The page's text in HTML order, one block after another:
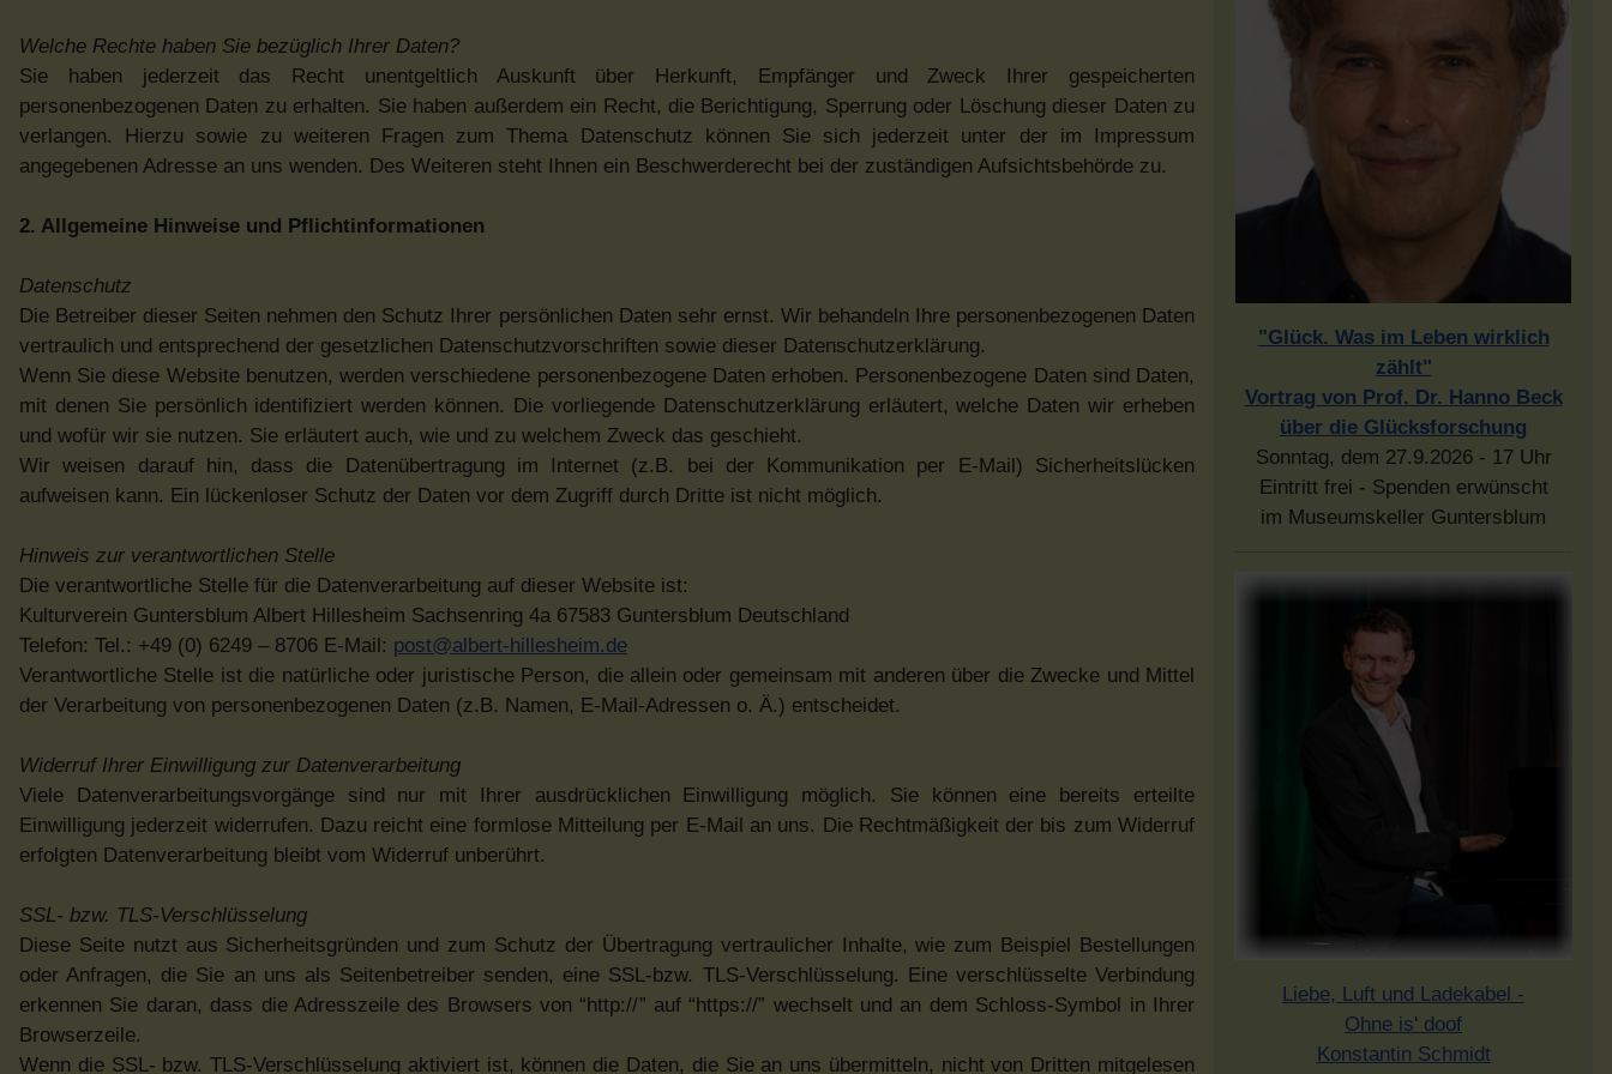
Welche Rechte haben Sie bezüglich Ihrer Daten?
Sie haben jederzeit das Recht unentgeltlich Auskunft über Herkunft, Empfänger und Zweck Ihrer gespeicherten
personenbezogenen Daten zu erhalten. Sie haben außerdem ein Recht, die Berichtigung, Sperrung oder Löschung dieser Daten zu
verlangen. Hierzu sowie zu weiteren Fragen zum Thema Datenschutz können Sie sich jederzeit unter der im Impressum
angegebenen Adresse an uns wenden. Des Weiteren steht Ihnen ein Beschwerderecht bei der zuständigen Aufsichtsbehörde zu.
2. Allgemeine Hinweise und Pflichtinformationen
Datenschutz
Die Betreiber dieser Seiten nehmen den Schutz Ihrer persönlichen Daten sehr ernst. Wir behandeln Ihre personenbezogenen Daten
vertraulich und entsprechend der gesetzlichen Datenschutzvorschriften sowie dieser Datenschutzerklärung.
Wenn Sie diese Website benutzen, werden verschiedene personenbezogene Daten erhoben. Personenbezogene Daten sind Daten,
mit denen Sie persönlich identifiziert werden können. Die vorliegende Datenschutzerklärung erläutert, welche Daten wir erheben
und wofür wir sie nutzen. Sie erläutert auch, wie und zu welchem Zweck das geschieht.
Wir weisen darauf hin, dass die Datenübertragung im Internet (z.B. bei der Kommunikation per E-Mail) Sicherheitslücken
aufweisen kann. Ein lückenloser Schutz der Daten vor dem Zugriff durch Dritte ist nicht möglich.
Hinweis zur verantwortlichen Stelle
Die verantwortliche Stelle für die Datenverarbeitung auf dieser Website ist:
Kulturverein Guntersblum Albert Hillesheim Sachsenring 4a 67583 Guntersblum Deutschland
Telefon: Tel.: +49 (0) 6249 – 8706 E-Mail: post@albert-hillesheim.de
Verantwortliche Stelle ist die natürliche oder juristische Person, die allein oder gemeinsam mit anderen über die Zwecke und Mittel
der Verarbeitung von personenbezogenen Daten (z.B. Namen, E-Mail-Adressen o. Ä.) entscheidet.
Widerruf Ihrer Einwilligung zur Datenverarbeitung
Viele Datenverarbeitungsvorgänge sind nur mit Ihrer ausdrücklichen Einwilligung möglich. Sie können eine bereits erteilte
Einwilligung jederzeit widerrufen. Dazu reicht eine formlose Mitteilung per E-Mail an uns. Die Rechtmäßigkeit der bis zum Widerruf
erfolgten Datenverarbeitung bleibt vom Widerruf unberührt.
SSL- bzw. TLS-Verschlüsselung
Diese Seite nutzt aus Sicherheitsgründen und zum Schutz der Übertragung vertraulicher Inhalte, wie zum Beispiel Bestellungen
oder Anfragen, die Sie an uns als Seitenbetreiber senden, eine SSL-bzw. TLS-Verschlüsselung. Eine verschlüsselte Verbindung
erkennen Sie daran, dass die Adresszeile des Browsers von “http://” auf “https://” wechselt und an dem Schloss-Symbol in Ihrer
Browserzeile.
Wenn die SSL- bzw. TLS-Verschlüsselung aktiviert ist, können die Daten, die Sie an uns übermitteln, nicht von Dritten mitgelesen
"Glück. Was im Leben wirklich
zählt"
Vortrag von Prof. Dr. Hanno Beck
über die Glücksforschung
Sonntag, dem 27.9.2026 - 17 Uhr
Eintritt frei - Spenden erwünscht
im Museumskeller Guntersblum
Liebe, Luft und Ladekabel -
Ohne is' doof
Konstantin Schmidt